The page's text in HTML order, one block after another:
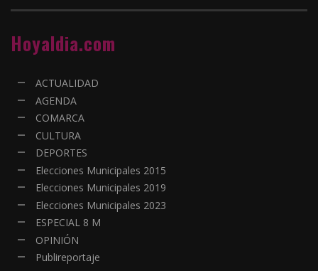
Hoyaldia.com
ACTUALIDAD
AGENDA
COMARCA
CULTURA
DEPORTES
Elecciones Municipales 2015
Elecciones Municipales 2019
Elecciones Municipales 2023
ESPECIAL 8 M
OPINIÓN
Publireportaje